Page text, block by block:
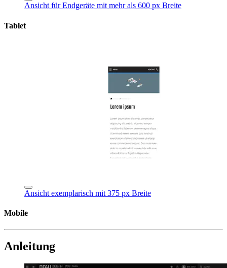
Ansicht für Endgeräte mit mehr als 600 px Breite
Tablet
Ansicht exemplarisch mit 375 px Breite
Mobile
Anleitung